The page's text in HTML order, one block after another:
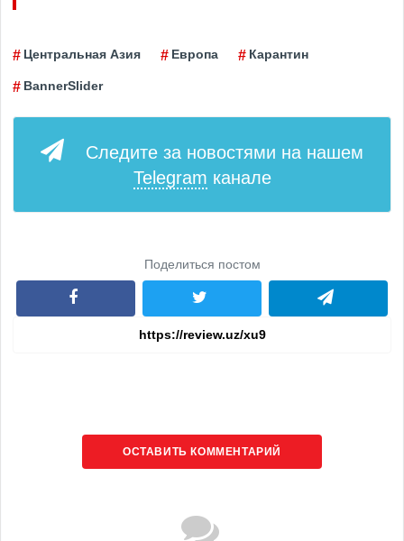
Центральная Азия Европа Карантин
BannerSlider
Следите за новостями на нашем
Telegram канале
Поделиться постом
ОСТАВИТЬ КОММЕНТАРИЙ